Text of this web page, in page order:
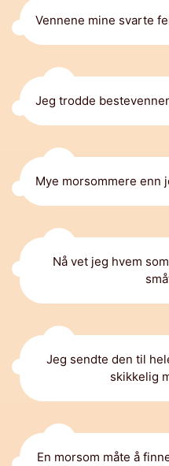
Vennene mine svarte
Jeg trodde
Mye morsommere enn
Nå vet jeg hvem
Jeg sendte den til
skikkelig
En morsom måte å